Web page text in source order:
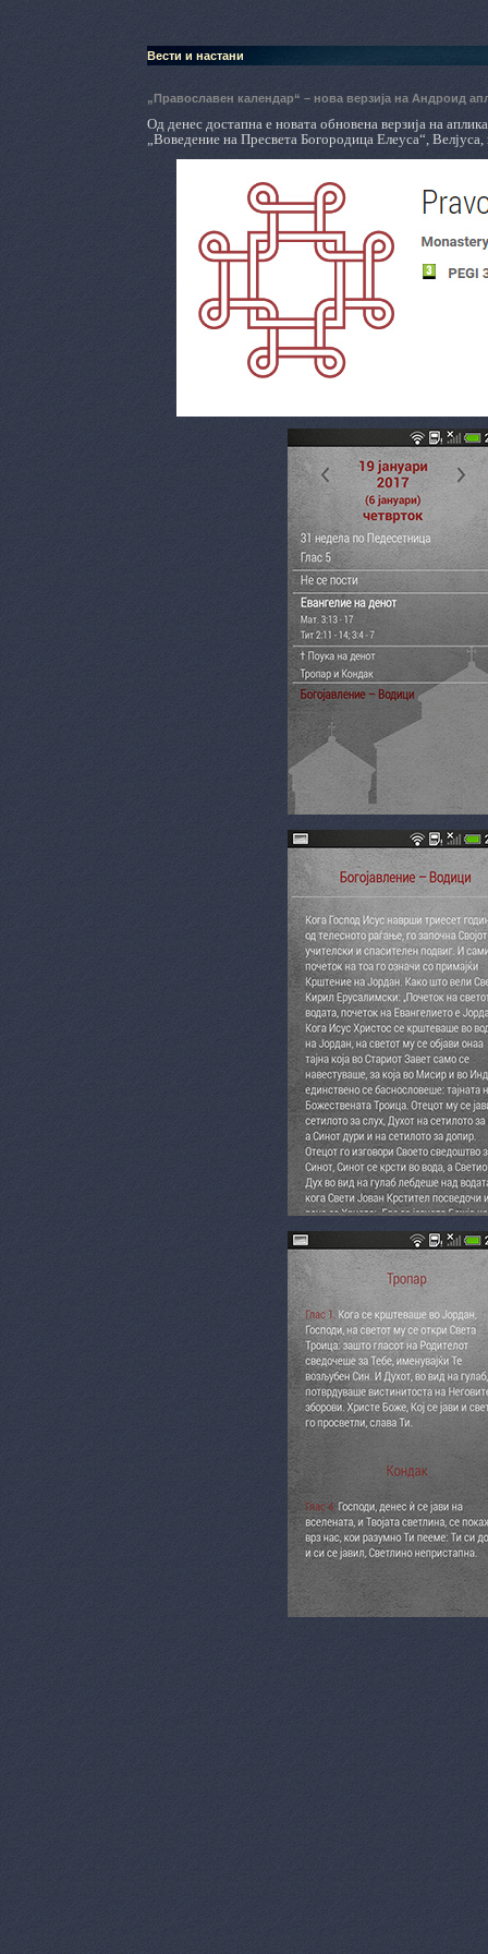
Вести и настани
„Православен календар“ – нова верзија на Андроид
Од денес достапна е новата обновена верзија на
„Воведение на Пресвета Богородица Елеуса“,